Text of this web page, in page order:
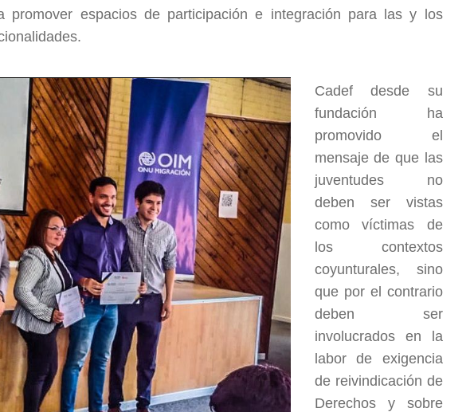
promover espacios de participación e integración para las y los
Cadef desde su
fundación ha
promovido el
mensaje de que las
juventudes no
deben ser vistas
como víctimas de
los contextos
coyunturales, sino
que por el contrario
deben ser
involucrados en la
labor de exigencia
de reivindicación de
Derechos y sobre